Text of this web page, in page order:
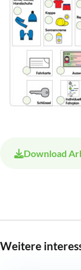
Download
Weitere